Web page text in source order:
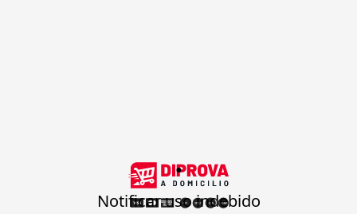
.
Notificar uso indebido